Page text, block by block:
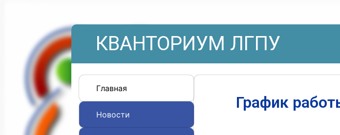
КВАНТОРИУМ ЛГПУ
Главная
Новости
График